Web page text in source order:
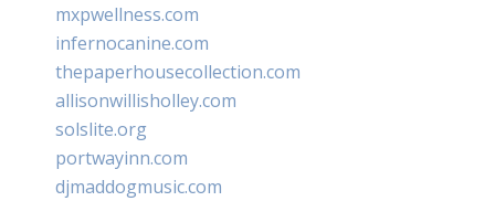
mxpwellness.com
infernocanine.com
thepaperhousecollection.com
allisonwillisholley.com
solslite.org
portwayinn.com
djmaddogmusic.com